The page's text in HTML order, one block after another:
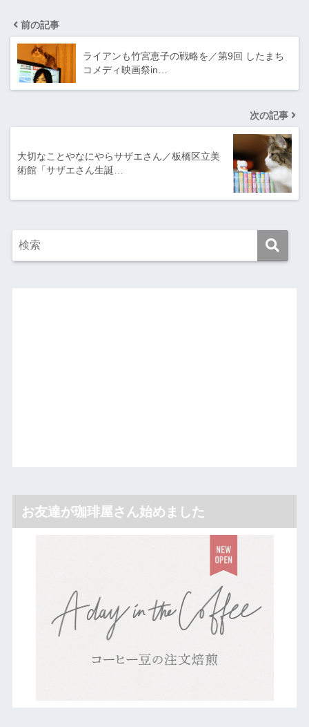
前の記事
ライアンも竹宮恵子の戦略を／第9回 したまち
コメディ映画祭in…
次の記事
大切なことやなにやらサザエさん／板橋区立美
術館「サザエさん生誕…
お友達が珈琲屋さん始めました